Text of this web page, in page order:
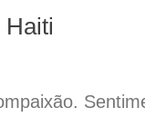
Haiti